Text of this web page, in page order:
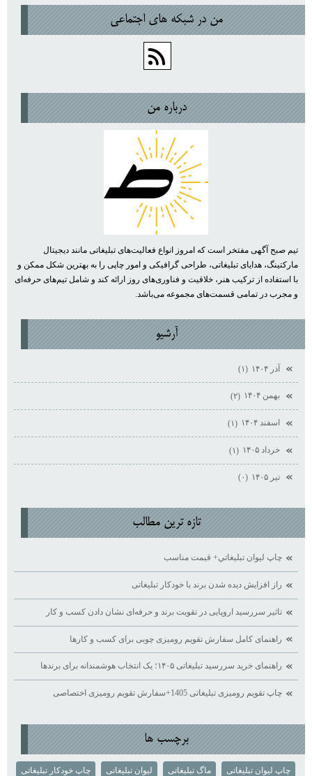
من در شبكه هاي اجتماعي
درباره من
تیم صبح آگهی مفتخر است که امروز انواع فعالیت‌های تبلیغاتی مانند دیجیتال
مارکتینگ، هدایای تبلیغاتی، طراحی گرافیکی و امور چاپی را به بهترین شکل ممکن و
با استفاده از ترکیب هنر، خلاقیت و فناوری‌های روز ارائه کند و شامل تیم‌های حرفه‌ای
و مجرب در تمامی قسمت‌های مجموعه می‌باشد.
آرشيو
آذر ۱۴۰۴ (۱)
بهمن ۱۴۰۴ (۲)
اسفند ۱۴۰۴ (۱)
خرداد ۱۴۰۵ (۱)
تیر ۱۴۰۵ (۰)
تازه ترين مطالب
چاپ ليوان تبليغاتي+ قيمت مناسب
راز افزایش دیده ‌شدن برند با خودکار تبلیغاتی
تاثیر سررسید اروپایی در تقویت برند و حرفه‌ای نشان دادن کسب ‌و کار
راهنمای کامل سفارش تقویم رومیزی چوبی برای کسب ‌و کارها
راهنمای خرید سررسید تبلیغاتی ۱۴۰۵؛ یک انتخاب هوشمندانه برای برندها
چاپ تقویم رومیزی تبلیغاتی 1405+سفارش تقویم رومیزی اختصاصی
برچسب ها
چاپ لیوان تبلیغاتی ماگ تبلیغاتی لیوان تبلیغاتی چاپ خودکار تبلیغاتی